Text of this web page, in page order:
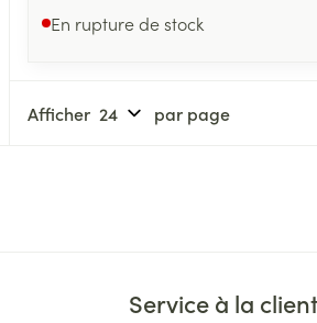
En rupture de stock
Afficher par page
Service à la